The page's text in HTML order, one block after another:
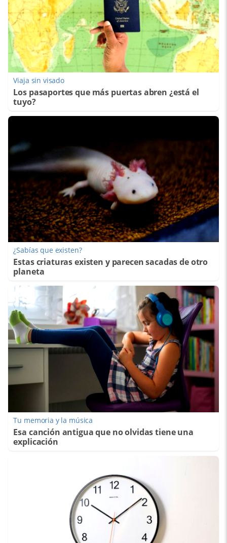
Viaja sin visado
Los pasaportes que más puertas abren ¿está el
tuyo?
¿Sabías que existen?
Estas criaturas existen y parecen sacadas de otro
planeta
Tu memoria y la música
Esa canción antigua que no olvidas tiene una
explicación